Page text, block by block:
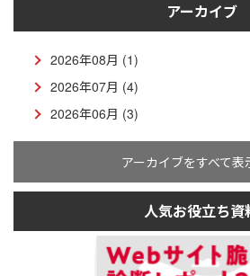
アーカイブ
2026年08月 (1)
2026年07月 (4)
2026年06月 (3)
アーカイブをすべて表
人気お役立ち資